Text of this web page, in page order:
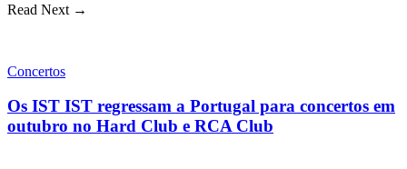
Read Next →
Concertos
Os IST IST regressam a Portugal para concertos em
outubro no Hard Club e RCA Club